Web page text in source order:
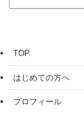
TOP
はじめての方へ
プロフィール